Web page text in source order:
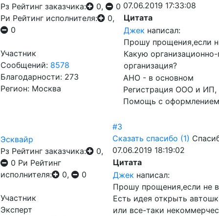
Рз Рейтинг заказчика: 0,
0
Ри Рейтинг исполнителя:
0,
0
Участник
Сообщений: 8578
Благодарности: 273
Регион: Москва
07.06.2019 17:33:08
Цитата
Джек написал:
Прошу прощения,если
Какую
организация?
АНО - в основном
Регистрация ООО и ИП,
Помощь с
Эсквайр
Рз Рейтинг заказчика:
0,
0 Ри Рейтинг
исполнителя:
0, 0
Участник
Эксперт
#3
Сказать спасибо (1)
07.06.2019 18:19:02
Цитата
Джек написал:
Прошу прощения,если не
Есть идея открыть
или все-таки